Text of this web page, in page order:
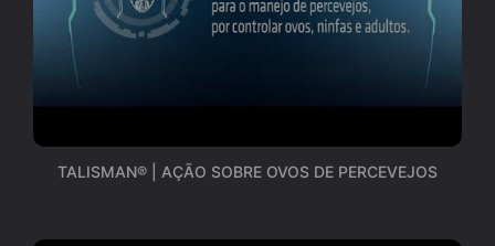
TALISMAN® | AÇÃO SOBRE OVOS DE PERCEVEJOS